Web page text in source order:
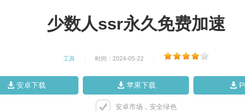
少数人ssr永久免费加速
工具 时间：2024-05-22
安卓下载 苹果下载
安卓市场，安全绿色